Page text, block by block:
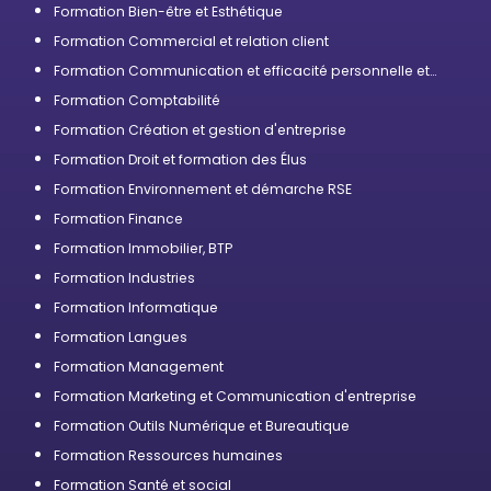
Formation Bien-être et Esthétique
Formation Commercial et relation client
Formation Communication et efficacité personnelle et
Formation Comptabilité
Formation Création et gestion d'entreprise
Formation Droit et formation des Élus
Formation Environnement et démarche RSE
Formation Finance
Formation Immobilier, BTP
Formation Industries
Formation Informatique
Formation Langues
Formation Management
Formation Marketing et Communication d'entreprise
Formation Outils Numérique et Bureautique
Formation Ressources humaines
Formation Santé et social